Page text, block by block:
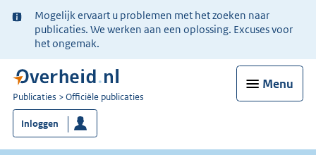
Ter
informatie:
Mogelijk ervaart u problemen met het zoeken naar
publicaties. We werken aan een oplossing. Excuses voor
het ongemak.
Menu
U
bent
nu
hier:
Publicaties Officiële publicaties
Inloggen